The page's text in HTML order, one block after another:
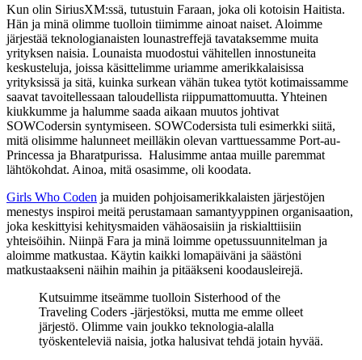
Kun olin SiriusXM:ssä, tutustuin Faraan, joka oli kotoisin Haitista.
Hän ja minä olimme tuolloin tiimimme ainoat naiset. Aloimme
järjestää teknologianaisten lounastreffejä tavataksemme muita
yrityksen naisia. Lounaista muodostui vähitellen innostuneita
keskusteluja, joissa käsittelimme uriamme amerikkalaisissa
yrityksissä ja sitä, kuinka surkean vähän tukea tytöt kotimaissamme
saavat tavoitellessaan taloudellista riippumattomuutta. Yhteinen
kiukkumme ja halumme saada aikaan muutos johtivat
SOWCodersin syntymiseen. SOWCodersista tuli esimerkki siitä,
mitä olisimme halunneet meilläkin olevan varttuessamme Port-au-
Princessa ja Bharatpurissa. Halusimme antaa muille paremmat
lähtökohdat. Ainoa, mitä osasimme, oli koodata.
Girls Who Coden ja muiden pohjoisamerikkalaisten järjestöjen
menestys inspiroi meitä perustamaan samantyyppinen organisaation,
joka keskittyisi kehitysmaiden vähäosaisiin ja riskialttiisiin
yhteisöihin. Niinpä Fara ja minä loimme opetussuunnitelman ja
aloimme matkustaa. Käytin kaikki lomapäiväni ja säästöni
matkustaakseni näihin maihin ja pitääkseni koodausleirejä.
Kutsuimme itseämme tuolloin Sisterhood of the
Traveling Coders -järjestöksi, mutta me emme olleet
järjestö. Olimme vain joukko teknologia-alalla
työskenteleviä naisia, jotka halusivat tehdä jotain hyvää.